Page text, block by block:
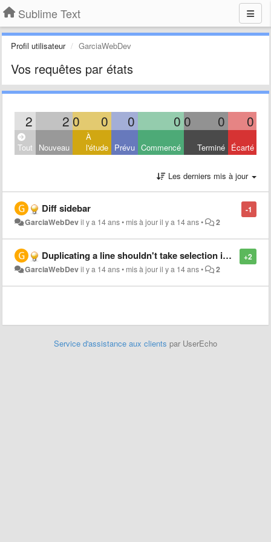
Sublime Text
Profil utilisateur GarciaWebDev
Vos requêtes par états
2 2 0 0 0 0 0 0 0
Tout Nouveau
À
l'étude Prévu Commencé Terminé Écarté
Les derniers mis à jour
-1
Diff sidebar
GarciaWebDevil y a 14 ans• mis à jouril y a 14 ans• 2
+2
Duplicating a line shouldn't take selection into account, but whole lines
GarciaWebDevil y a 14 ans• mis à jouril y a 14 ans• 2
Service d'assistance aux clients par UserEcho